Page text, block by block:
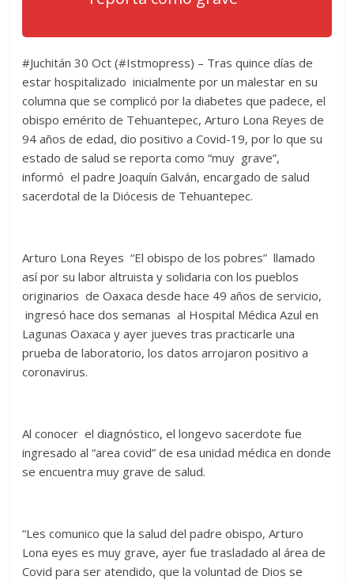
#Juchitán 30 Oct (#Istmopress) – Tras quince días de
estar hospitalizado inicialmente por un malestar en su
columna que se complicó por la diabetes que padece, el
obispo emérito de Tehuantepec, Arturo Lona Reyes de
94 años de edad, dio positivo a Covid-19, por lo que su
estado de salud se reporta como “muy grave”,
informóel padre Joaquín Galván, encargado de salud
sacerdotal de la Diócesis de Tehuantepec.
Arturo Lona Reyes “El obispo de los pobres” llamado
así por su labor altruista y solidaria con los pueblos
originarios de Oaxaca desde hace 49 años de servicio,
ingresó hace dos semanas al Hospital Médica Azul en
Lagunas Oaxaca y ayer jueves tras practicarle una
prueba de laboratorio, los datos arrojaron positivo a
coronavirus.
Al conocer el diagnóstico, el longevo sacerdote fue
ingresado al “area covid” de esa unidad médica en donde
se encuentra muy grave de salud.
“Les comunico que la salud del padre obispo, Arturo
Lona eyes es muy grave, ayer fue trasladado al área de
Covid para ser atendido, que la voluntad de Dios se